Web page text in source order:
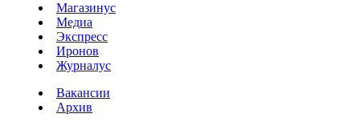
Магазинус
Медиа
Экспресс
Иронов
Журналус
Вакансии
Архив